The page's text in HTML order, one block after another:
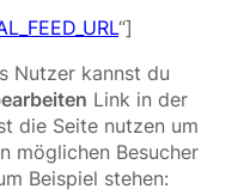
“]
Nutzer kannst du
Link in der
die Seite nutzen um
möglichen Besucher
Beispiel stehen: